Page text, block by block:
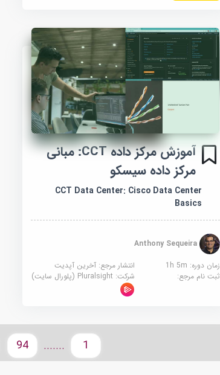
آموزش مرکز داده CCT: مبانی
مرکز داده سیسکو
CCT Data Center: Cisco Data Center
Basics
زمان دوره: 1h 5m
انتشار مرجع: آخرین آپدیت
ثبت نام مرجع:
شرکت: Pluralsight (پلورال سایت)
1
.......
94